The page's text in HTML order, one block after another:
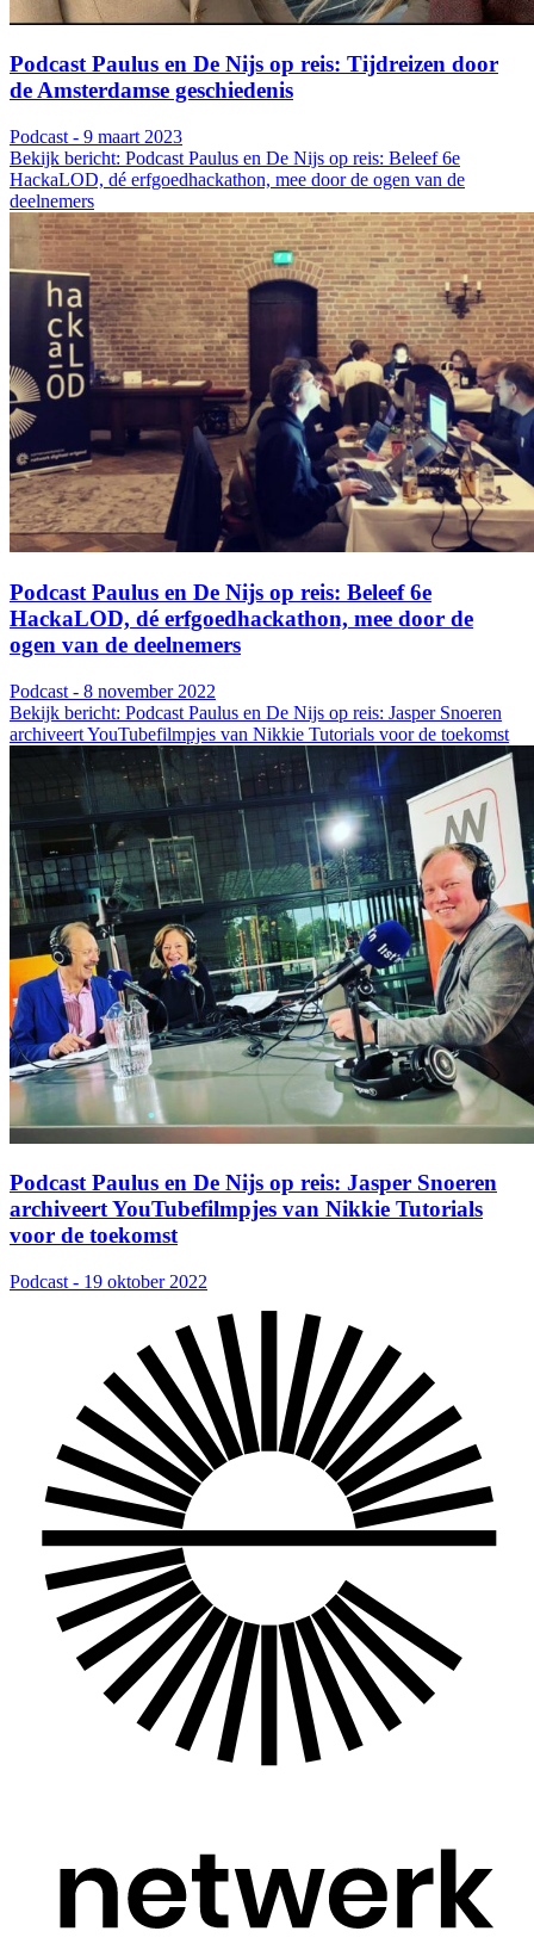
Podcast Paulus en De Nijs op reis: Tijdreizen door
de Amsterdamse geschiedenis
Podcast - 9 maart 2023
Bekijk bericht: Podcast Paulus en De Nijs op reis: Beleef 6e
HackaLOD, dé erfgoedhackathon, mee door de ogen van de
deelnemers
Podcast Paulus en De Nijs op reis: Beleef 6e
HackaLOD, dé erfgoedhackathon, mee door de
ogen van de deelnemers
Podcast - 8 november 2022
Bekijk bericht: Podcast Paulus en De Nijs op reis: Jasper Snoeren
archiveert YouTubefilmpjes van Nikkie Tutorials voor de toekomst
Podcast Paulus en De Nijs op reis: Jasper Snoeren
archiveert YouTubefilmpjes van Nikkie Tutorials
voor de toekomst
Podcast - 19 oktober 2022